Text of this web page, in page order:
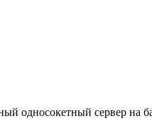
односокетный сервер